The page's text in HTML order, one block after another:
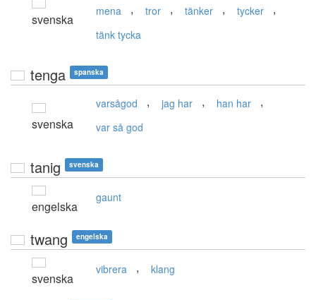
svenska
mena , tror , tänker , tycker ,
tänk tycka
tenga spanska
svenska
varsågod , jag har , han har ,
var så god
tanig svenska
engelska
gaunt
twang engelska
svenska
vibrera , klang